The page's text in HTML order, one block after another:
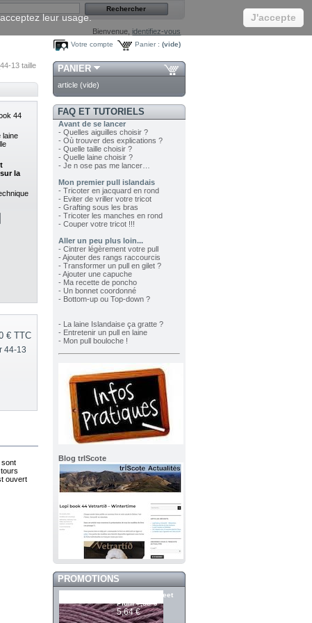
Bienvenue, identifiez-vous
Panier : (vide)
Votre compte
13 taille
44
laine
la
€TTC
44-13
sont
ouvert
PANIER
article (vide)
FAQ ET TUTORIELS
Avant de se lancer
- Quelles aiguilles choisir ?
- Où trouver des explications ?
- Quelle taille choisir ?
- Quelle laine choisir ?
- Je n ose pas me lancer…
Mon premier pull islandais
- Tricoter en jacquard en rond
- Eviter de vriller votre tricot
- Grafting sous les bras
- Tricoter les manches en rond
- Couper votre tricot !!!
Aller un peu plus loin...
- Cintrer légèrement votre pull
- Ajouter des rangs raccourcis
- Transformer un pull en gilet ?
- Ajouter une capuche
- Ma recette de poncho
- Un bonnet coordonné
- Bottom-up ou Top-down ?
- La laine Islandaise ça gratte ?
- Entretenir un pull en laine
- Mon pull bouloche !
Blog trIScote
PROMOTIONS
Merci 607 Sweet
Plum 7,05 €
5,64 €
leur usage. J'accepte